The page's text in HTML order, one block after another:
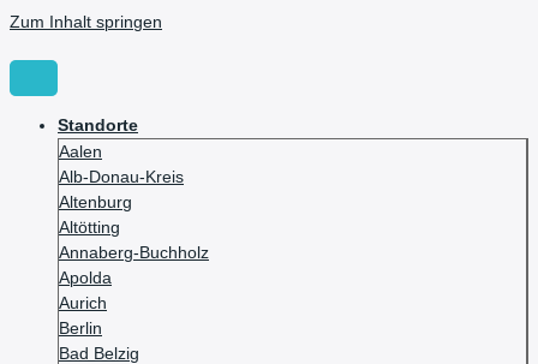
Zum Inhalt springen
Standorte
Aalen
Alb-Donau-Kreis
Altenburg
Altötting
Annaberg-Buchholz
Apolda
Aurich
Berlin
Bad Belzig